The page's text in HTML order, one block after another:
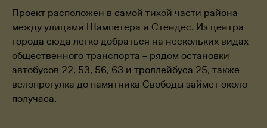
Проект расположен в самой тихой части района
между улицами Шампетера и Стендес. Из центра
города сюда легко добраться на нескольких видах
общественного транспорта – рядом остановки
автобусов 22, 53, 56, 63 и троллейбуса 25, также
велопрогулка до памятника Свободы займет около
получаса.